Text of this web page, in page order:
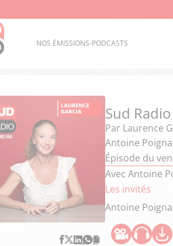
NOS ÉMISSIONS-PODCASTS
Sud
Par Laurence
Antoine
Épisode du
Avec Antoine
Les invités
Antoine